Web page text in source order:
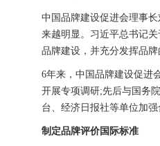
中国品牌建设促进会理事
来越明显。习近平总书记
品牌建设，并充分发挥品
6年来，中国品牌建设促进
开展专项调研;先后与国务
台、经济日报社等单位加
制定品牌评价国际标准